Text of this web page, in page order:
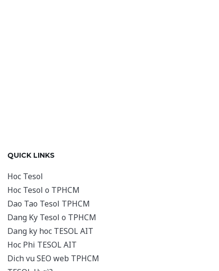
QUICK LINKS
Hoc Tesol
Hoc Tesol o TPHCM
Dao Tao Tesol TPHCM
Dang Ky Tesol o TPHCM
Dang ky hoc TESOL AIT
Hoc Phi TESOL AIT
Dich vu SEO web TPHCM